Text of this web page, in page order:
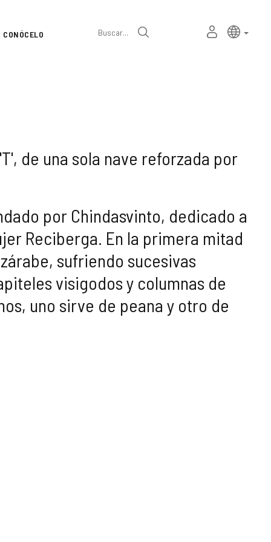
CONÓCELO Buscar
ESPACIO
Selector
de
Idioma
de una sola nave reforzada por
por Chindasvinto, dedicado a
Reciberga. En la primera mitad
sufriendo sucesivas
visigodos y columnas de
uno sirve de peana y otro de